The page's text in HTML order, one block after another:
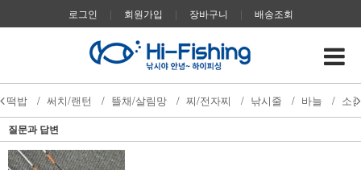
로그인 | 회원가입 | 장바구니 | 배송조회
떡밥 / 써치/랜턴 / 뜰채/살림망 / 찌/전자찌 / 낚시줄 / 바늘 / 소
질문과 답변